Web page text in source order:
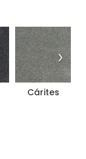
Cárites
›